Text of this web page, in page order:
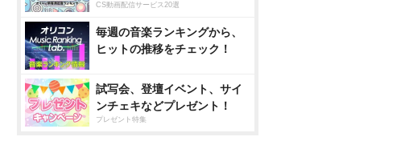
CS動画配信サービス20選
毎週の音楽ランキングから、
ヒットの推移をチェック！
試写会、登壇イベント、サイ
ンチェキなどプレゼント！
プレゼント特集